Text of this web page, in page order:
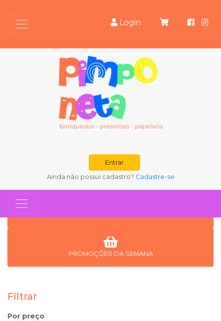
Login
Entrar
Ainda não possui cadastro? Cadastre-se
PROMOÇÕES DA SEMANA
Filtrar
Por preço